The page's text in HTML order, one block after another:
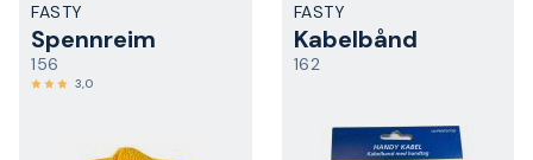
FASTY
Spennreim
156
3,0
FASTY
Kabelbånd
162